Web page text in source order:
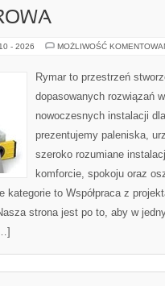
- 2026 MOŻLIWOŚĆ
Rymar to przestrzeń
dopasowanych rozwiązań
nowoczesnych instalacji
prezentujemy paleniska,
szeroko rozumiane
komforcie, spokoju oraz
kategorie to Współpraca z
strona jest po to, aby w